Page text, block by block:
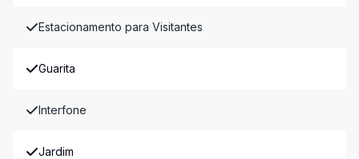
Estacionamento para Visitantes
Guarita
Interfone
Jardim